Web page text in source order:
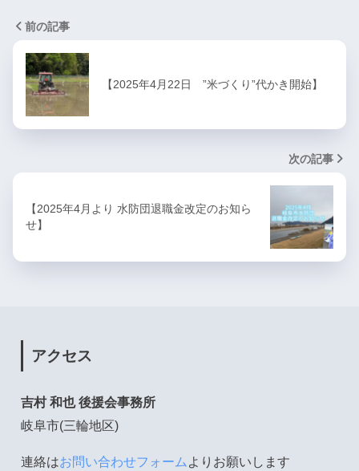
前の記事
【2025年4月22日 ”米づくり”代かき開始】
次の記事
【2025年4月より 水防団退職金改定のお知ら
せ】
アクセス
吉村 和也 後援会事務所
岐阜市(三輪地区)
連絡はお問い合わせフォームよりお願いします